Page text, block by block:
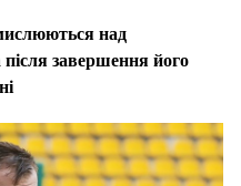
над
завершення його